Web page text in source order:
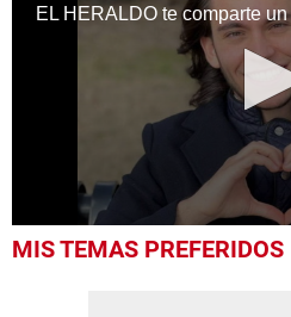
seconds
MIS TEMAS PREFERIDOS